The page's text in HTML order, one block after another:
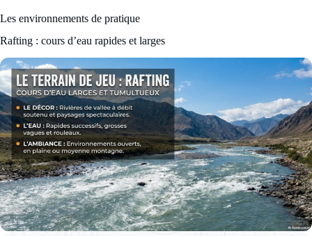
Les environnements de pratique
Rafting : cours d’eau rapides et larges